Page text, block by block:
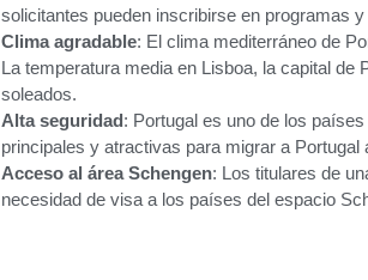
solicitantes pueden inscribirse en programas
Clima agradable: El clima mediterráneo de
La temperatura media en Lisboa, la capital
soleados.
Alta seguridad: Portugal es uno de los
principales y atractivas para migrar a Portugal
Acceso al área Schengen: Los titulares de
necesidad de visa a los países del espacio